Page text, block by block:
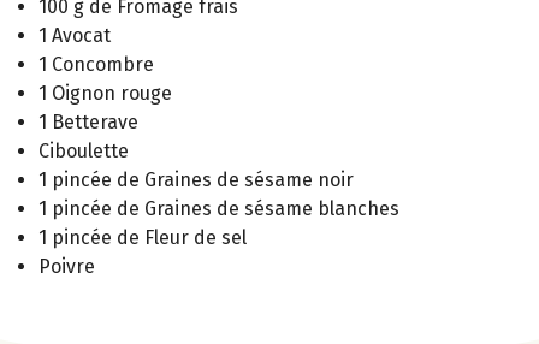
100 g de Fromage frais
1 Avocat
1 Concombre
1 Oignon rouge
1 Betterave
Ciboulette
1 pincée de Graines de sésame noir
1 pincée de Graines de sésame blanches
1 pincée de Fleur de sel
Poivre